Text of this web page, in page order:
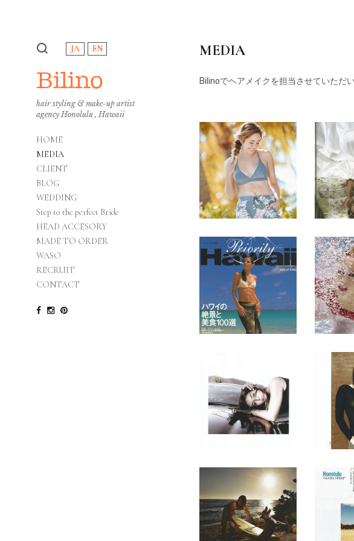
EN
JA
Bilino
hair styling & make-up artist
agency Honolulu , Hawaii
HOME
MEDIA
CLIENT
BLOG
WEDDING
Step to the perfect Bride
HEAD ACCESORY
MADE TO ORDER
WASO
RECRUIT
CONTACT
MEDIA
Bilinoでヘアメイクを担当させていただ